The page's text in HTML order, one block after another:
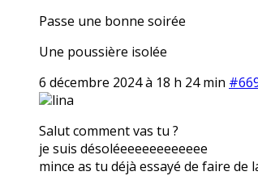
Passe une bonne soirée
Une poussière isolée
6 décembre 2024 à 18 h 24 min
lina
Salut comment vas tu ?
je suis désoléeeeeeeeeeeee
mince as tu déjà essayé de faire de